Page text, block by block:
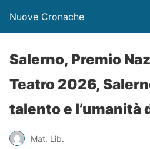
Nuove Cronache
Salerno, Premio
Teatro 2026,
talento e l’umanità
Mat. Lib.